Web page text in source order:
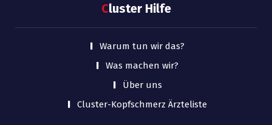
Cluster Hilfe
Warum tun wir das?
Was machen wir?
Über uns
Cluster-Kopfschmerz Ärzteliste